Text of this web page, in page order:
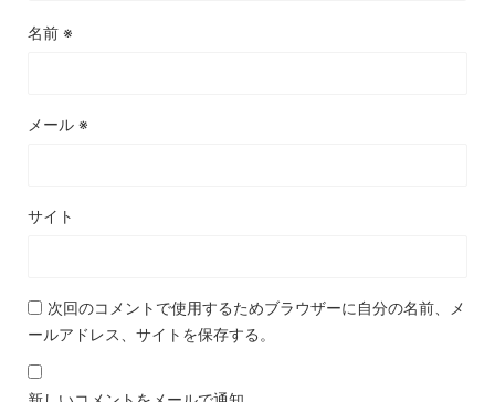
名前 ※
メール ※
サイト
次回のコメントで使用するためブラウザーに自分の名前、メ
ールアドレス、サイトを保存する。